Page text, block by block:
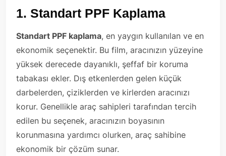
1. Standart PPF Kaplama
Standart PPF kaplama, en yaygın kullanılan ve en
ekonomik seçenektir. Bu film, aracınızın yüzeyine
yüksek derecede dayanıklı, şeffaf bir koruma
tabakası ekler. Dış etkenlerden gelen küçük
darbelerden, çiziklerden ve kirlerden aracınızı
korur. Genellikle araç sahipleri tarafından tercih
edilen bu seçenek, aracınızın boyasının
korunmasına yardımcı olurken, araç sahibine
ekonomik bir çözüm sunar.